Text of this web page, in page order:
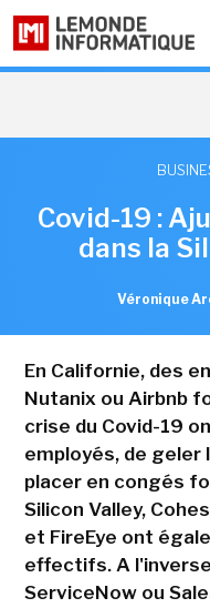
Covid-19 :
dans la
Véronique
En Californie, des
Nutanix ou Airbnb
crise du Covid-19
employés, de geler
placer en congés
Silicon Valley,
et FireEye ont
effectifs. A
ServiceNow ou